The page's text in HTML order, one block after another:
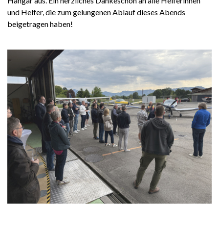
und Helfer, die zum gelungenen Ablauf dieses Abends
beigetragen haben!